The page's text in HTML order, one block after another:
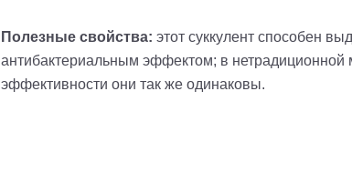
Полезные свойства: этот суккулент способен
антибактериальным эффектом; в нетрадиционной
эффективности они так же одинаковы.